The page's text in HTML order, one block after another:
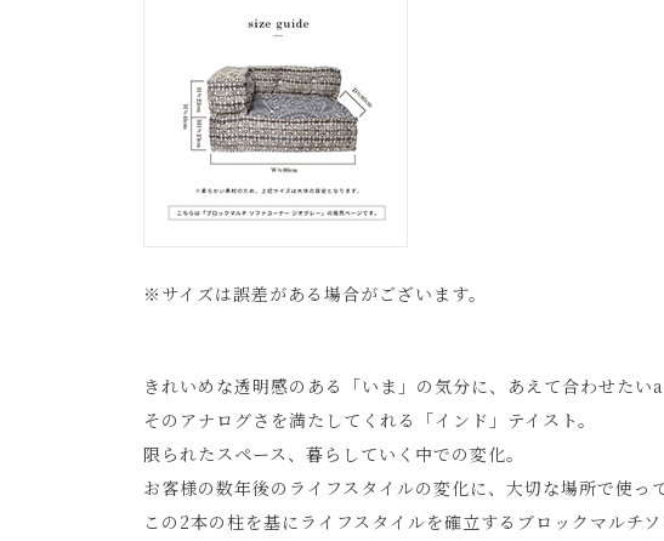
※サイズは誤差がある場合がございます。
きれいめな透明感のある「いま」の気分に、あえて合わせた
そのアナログさを満たしてくれる「インド」テイスト。
限られたスペース、暮らしていく中での変化。
お客様の数年後のライフスタイルの変化に、大切な場所で使っ
この2本の柱を基にライフスタイルを確立するブロックマルチソ